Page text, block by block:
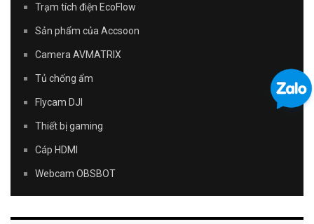
Trạm tích điện EcoFlow
Sản phẩm của Accsoon
Camera AVMATRIX
Tủ chống ẩm
Flycam DJI
Thiết bị gaming
Cáp HDMI
Webcam OBSBOT